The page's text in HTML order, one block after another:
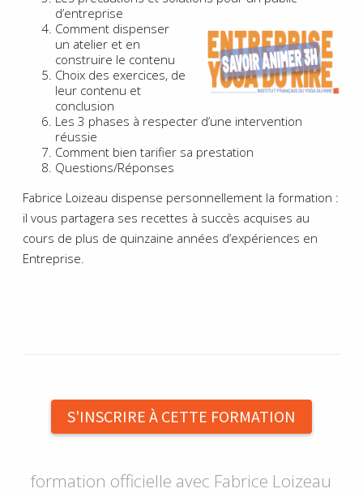
d’entreprise
Comment dispenser
un atelier et en
construire le contenu
Choix des exercices, de
leur contenu et
conclusion
Les 3 phases à respecter d’une intervention
réussie
Comment bien tarifier sa prestation
Questions/Réponses
Fabrice Loizeau dispense personnellement la formation :
il vous partagera ses recettes à succès acquises au
cours de plus de quinzaine années d’expériences en
Entreprise.
S'INSCRIRE À CETTE FORMATION
formation officielle avec Fabrice Loizeau